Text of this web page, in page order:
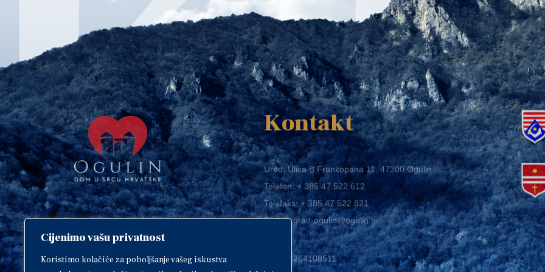
Cijenimo vašu privatnost
Koristimo kolačiće za poboljšanje vašeg iskustva
Copyright © 2018. Grad Ogulin,
sva prava pridržana.
Kontakt
Ured: Ulica B.Frankopana 11, 47300 Ogulin
Telefon:+ 385 47 522 612
Telefaks:+ 385 47 522 821
E-mail:grad-ogulin@ogulin.hr
OIB: 58264108511
IBAN: HR1424020061829700009